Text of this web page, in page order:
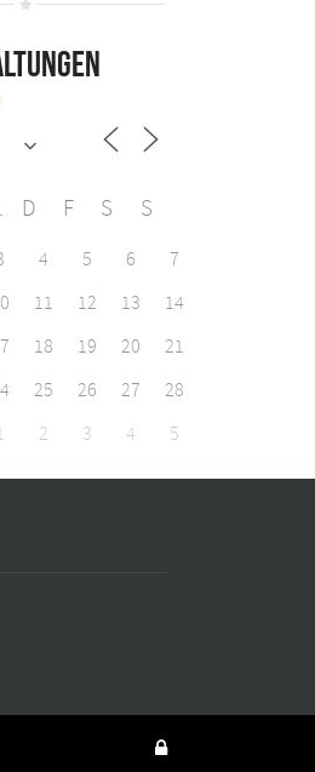
und
M D F S S
4 5 6
7
11 12 13
14
18 19 20
21
25 26 27
28
2 3 4 5